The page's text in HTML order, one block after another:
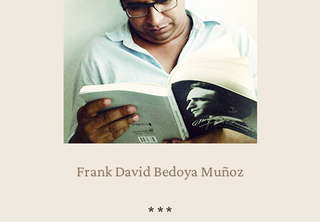
Frank David Bedoya Muñoz
* * *